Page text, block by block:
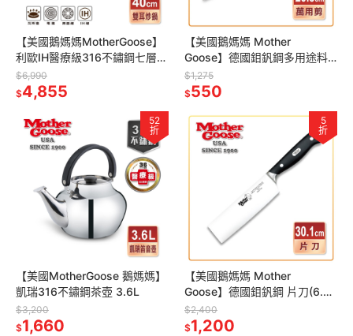
【美國鵝媽媽MotherGoose】
利歐IH醫療級316不鏽鋼七層複
合金 炒鍋(40cm)
$6,990
$4,855
【美國鵝媽媽 Mother
Goose】德國鉬釩鋼多用途料
理剪刀(料理剪 萬用剪 燒肉剪
龍蝦螃蟹剪 食物剪)
$1,275
$550
52
折
【美國MotherGoose 鵝媽媽】
凱瑞316不鏽鋼茶壺 3.6L
$3,200
$1,660
5
折
【美國鵝媽媽 Mother
Goose】德國鉬釩鋼 片刀(6.5
吋) 菜刀 切刀 料理刀
$2,400
$1,200